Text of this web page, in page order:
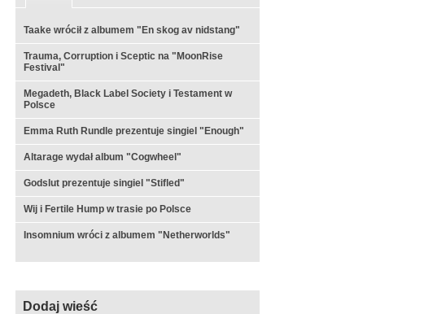
Taake wrócił z albumem "En skog av nidstang"
Trauma, Corruption i Sceptic na "MoonRise
Festival"
Megadeth, Black Label Society i Testament w
Polsce
Emma Ruth Rundle prezentuje singiel "Enough"
Altarage wydał album "Cogwheel"
Godslut prezentuje singiel "Stifled"
Wij i Fertile Hump w trasie po Polsce
Insomnium wróci z albumem "Netherworlds"
Dodaj wieść